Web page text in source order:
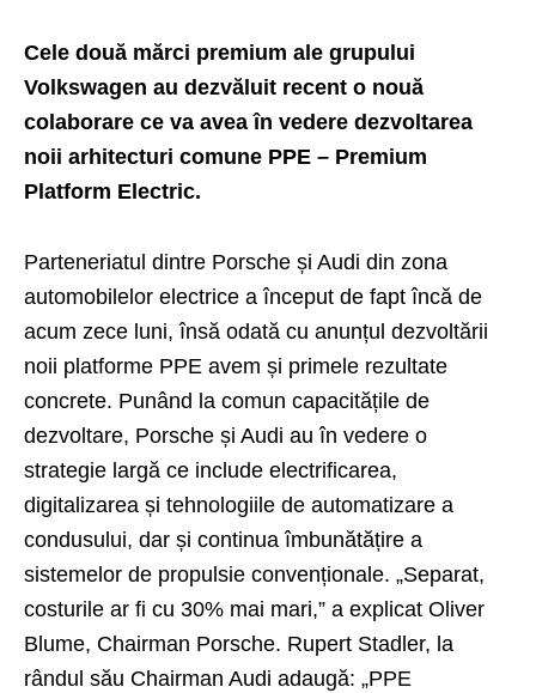
Cele două mărci premium ale grupului
Volkswagen au dezvăluit recent o nouă
colaborare ce va avea în vedere dezvoltarea
noii arhitecturi comune PPE – Premium
Platform Electric.
Parteneriatul dintre Porsche și Audi din zona
automobilelor electrice a început de fapt încă de
acum zece luni, însă odată cu anunțul dezvoltării
noii platforme PPE avem și primele rezultate
concrete. Punând la comun capacitățile de
dezvoltare, Porsche și Audi au în vedere o
strategie largă ce include electrificarea,
digitalizarea și tehnologiile de automatizare a
condusului, dar și continua îmbunătățire a
sistemelor de propulsie convenționale. „Separat,
costurile ar fi cu 30% mai mari,” a explicat Oliver
Blume, Chairman Porsche. Rupert Stadler, la
rândul său Chairman Audi adaugă: „PPE